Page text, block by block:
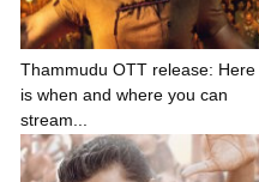
Thammudu OTT release: Here
is when and where you can
stream...